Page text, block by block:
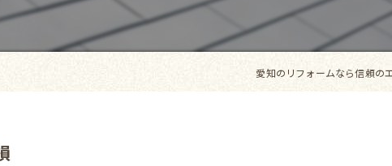
愛知のリフォームなら信頼の